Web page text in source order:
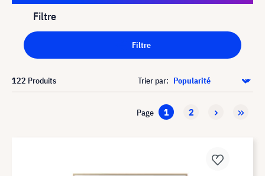
Filtre
Filtre
122 Produits Trier par:
Page 1 2